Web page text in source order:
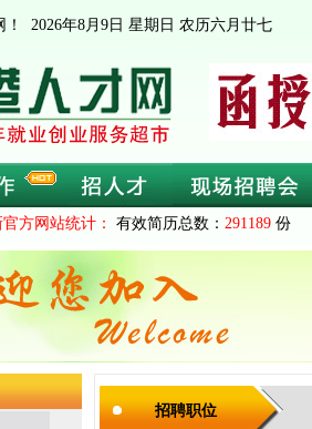
！ 2026年8月9日 星期日 农历六月廿七
方网站统计： 有效简历总数： 291189 份
招聘职位